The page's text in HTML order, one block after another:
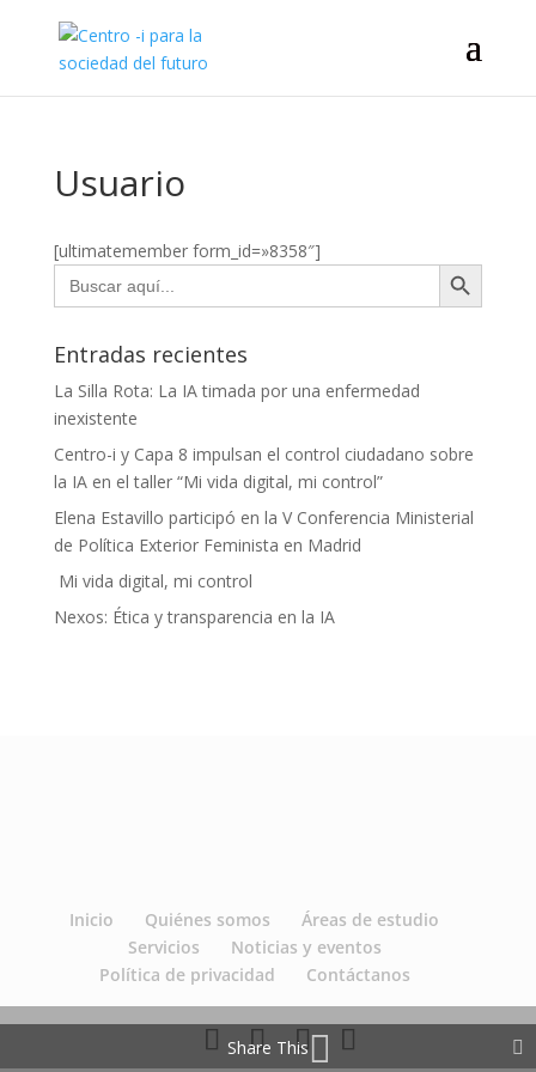
Usuario
[ultimatemember form_id=»8358″]
Buscar:
Botón de búsqueda
Entradas recientes
La Silla Rota: La IA timada por una enfermedad
inexistente
Centro-i y Capa 8 impulsan el control ciudadano sobre
la IA en el taller “Mi vida digital, mi control”
Elena Estavillo participó en la V Conferencia Ministerial
de Política Exterior Feminista en Madrid
Mi vida digital, mi control
Nexos: Ética y transparencia en la IA
Inicio Quiénes somos
Áreas de estudio
Servicios
Noticias y eventos
Política de privacidad
Contáctanos
Share This